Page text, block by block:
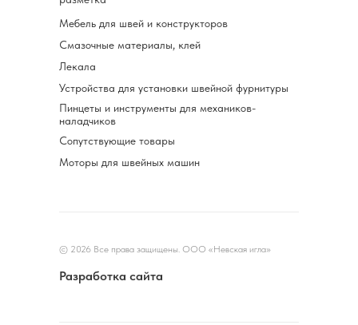
Смазочные материалы, клей
Мебель для швей и конструкторов
Лекала
Устройства для установки швейной фурнитуры
Пинцеты и инструменты для механиков-
наладчиков
Сопутствующие товары
Моторы для швейных машин
© 2026 Все права защищены. ООО «Невская игла»
Разработка сайта